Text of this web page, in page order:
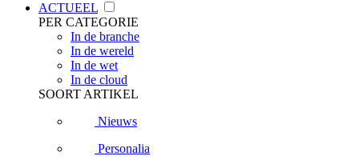
ACTUEEL
PER CATEGORIE
In de branche
In de wereld
In de wet
In de cloud
SOORT ARTIKEL
Nieuws
Personalia